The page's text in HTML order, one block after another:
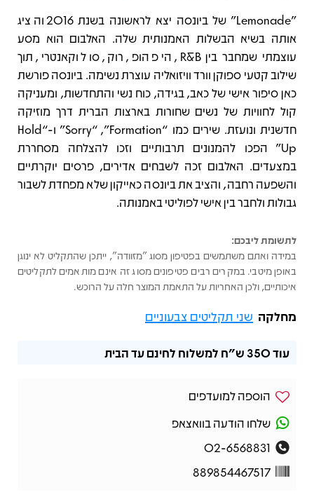
תיאור
"Lemonade" של ביונסה יצא לראשונה בשנת 2016 והציג
אותה בשיא הבשלות האמנותית שלה. האלבום הוא מסע
עוצמתי שמחבר בין R&B, היפ הופ, רוק, סול וקאנטרי, תוך
שילוב קטעי ספוקן וורד וויזואליה עוצרת נשימה. ביונסה פורשת
כאן סיפור אישי של כאב, בגידה, כוח נשי והתחדשות, ומעניקה
קול לחוויות של נשים שחורות בארצות הברית דרך מוזיקה
חדשנית ונועזת. שירים כמו “Formation”, ‏“Sorry” ו-“Hold
Up” הפכו להמנונים תרבותיים וזכו להצלחה מסחררת
במצעדים. האלבום זכה לשבחים אדירים, פרסים יוקרתיים
והשפעה רחבה, והציב את ביונסה כאייקון שלא מפחדת לשבור
גבולות ולחבר בין אישי לפוליטי באמנותה.
לתשומת ליבכם:
במידה ואתם משתמשים בפטיפון מסוג "מזוודה", ייתכן שהתקליט לא ינוגן
באופן מיטבי. במקרים רבים פטיפונים מסוג זה אינם מותאמים לתקליטים
איכותיים, ולכן האחריות על התאמת המוצר חלה על הרוכש.
מחלקה שני תקליטים צבעוניים
עוד350 ש"ח למשלוח לחינם עד הבית
הוספה למועדפים
שלחו הודעה בוואצאפ
02-6568831
889854467517